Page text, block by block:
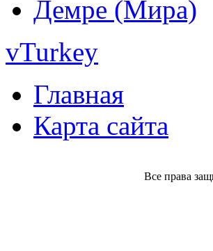
Демре (Мира)
vTurkey
Главная
Карта сайта
Все права